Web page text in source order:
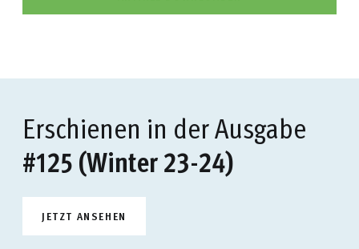
Erschienen in der Ausgabe
#125 (Winter 23-24)
JETZT ANSEHEN